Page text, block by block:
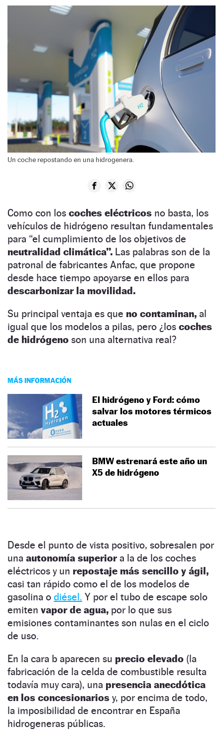
Un coche repostando en una hidrogenera.
Como con los coches eléctricos no basta, los
vehículos de hidrógeno resultan fundamentales
para “el cumplimiento de los objetivos de
neutralidad climática”. Las palabras son de la
patronal de fabricantes Anfac, que propone
desde hace tiempo apoyarse en ellos para
descarbonizar la movilidad.
Su principal ventaja es que no contaminan, al
igual que los modelos a pilas, pero ¿los coches
de hidrógeno son una alternativa real?
MÁS INFORMACIÓN
El hidrógeno y Ford: cómo
salvar los motores térmicos
actuales
BMW estrenará este año un
X5 de hidrógeno
Desde el punto de vista positivo, sobresalen por
una autonomía superiora la de los coches
eléctricos y un repostaje más sencillo y ágil,
casi tan rápido como el de los modelos de
gasolina o diésel. Y por el tubo de escape solo
emiten vapor de agua, por lo que sus
emisiones contaminantes son nulas en el ciclo
de uso.
En la cara b aparecen su precio elevado (la
fabricación de la celda de combustible resulta
todavía muy cara), una presencia anecdótica
en los concesionarios y, por encima de todo,
la imposibilidad de encontrar en España
hidrogeneras públicas.